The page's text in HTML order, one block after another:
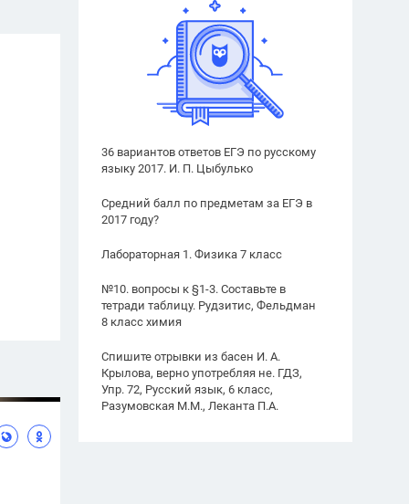
36 вариантов ответов ЕГЭ по русскому
языку 2017. И. П. Цыбулько
Средний балл по предметам за ЕГЭ в
2017 году?
Лабораторная 1. Физика 7 класс
№10. вопросы к §1-3. Составьте в
тетради таблицу. Рудзитис, Фельдман
8 класс химия
Спишите отрывки из басен И. А.
Крылова, верно употребляя не. ГДЗ,
Упр. 72, Русский язык, 6 класс,
Разумовская М.М., Леканта П.А.